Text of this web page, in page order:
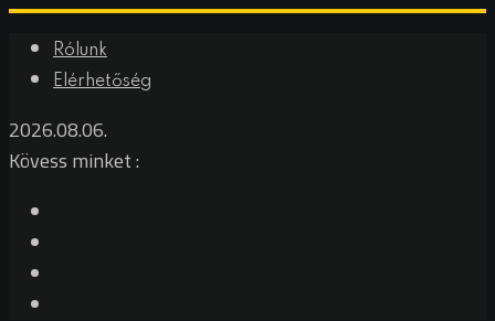
Skip
Rólunk
Elérhetőség
2026.08.06.
Kövess minket :